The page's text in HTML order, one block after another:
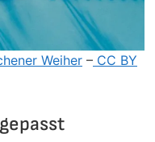
Weiher – CC BY